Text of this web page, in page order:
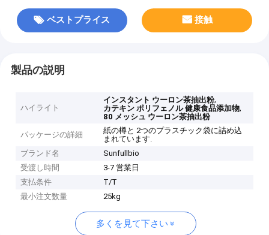
ベストプライス 接触
製品の説明
ハイライト
インスタント ウーロン茶抽出粉,
カテキン ポリフェノル 健康食品添加物,
80 メッシュ ウーロン茶抽出粉
パッケージの詳細
紙の樽と 2つのプラスチック袋に詰め込
まれています.
ブランド名
Sunfullbio
受渡し時間
3-7 営業日
支払条件
T/T
最小注文数量
25kg
多くを見て下さい